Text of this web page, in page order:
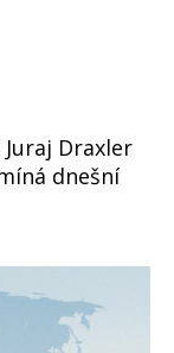
Draxler
dnešní